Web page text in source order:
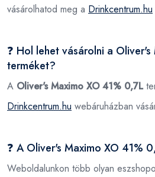
vásárolhatod meg a Drinkcentrum.hu
❓ Hol lehet vásárolni a
terméket?
A Oliver's Maximo XO 41% 0,7L
Drinkcentrum.hu webáruházban
❓ A Oliver's Maximo XO 41%
Weboldalunkon több olyan